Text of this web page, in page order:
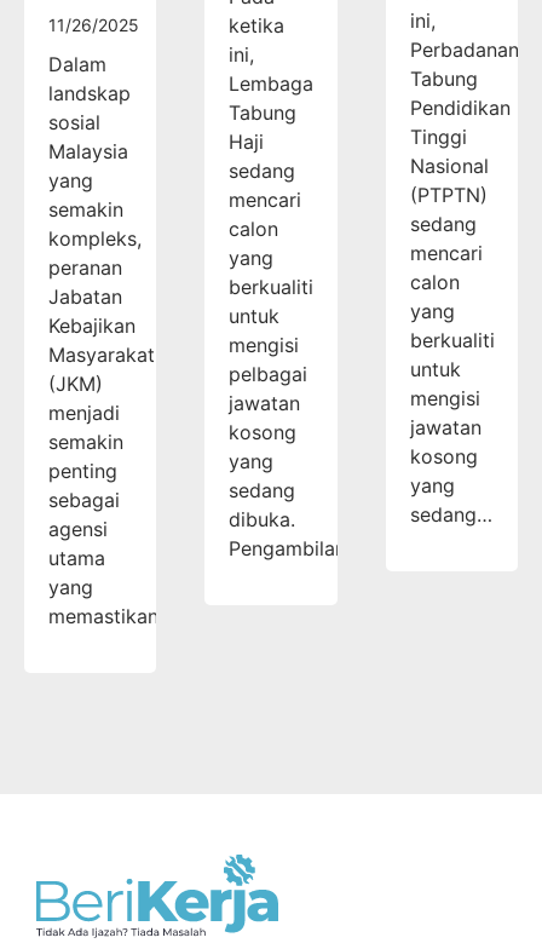
11/26/2025
Dalam
landskap
sosial
Malaysia
yang
semakin
kompleks,
peranan
Jabatan
Kebajikan
Masyarakat
(JKM)
menjadi
semakin
penting
sebagai
agensi
utama
yang
memastikan…
ketika
ini,
Lembaga
Tabung
Haji
sedang
mencari
calon
yang
berkualiti
untuk
mengisi
pelbagai
jawatan
kosong
yang
sedang
dibuka.
Pengambilan…
ini,
Perbadanan
Tabung
Pendidikan
Tinggi
Nasional
(PTPTN)
sedang
mencari
calon
yang
berkualiti
untuk
mengisi
jawatan
kosong
yang
sedang…